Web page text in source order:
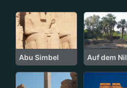
Abu Simbel Auf dem Nil